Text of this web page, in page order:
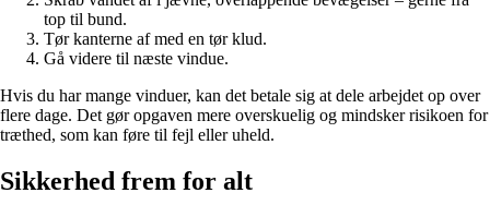
top til bund.
Tør kanterne af med en tør klud.
Gå videre til næste vindue.
Hvis du har mange vinduer, kan det betale sig at dele arbejdet op over
flere dage. Det gør opgaven mere overskuelig og mindsker risikoen for
træthed, som kan føre til fejl eller uheld.
Sikkerhed frem for alt